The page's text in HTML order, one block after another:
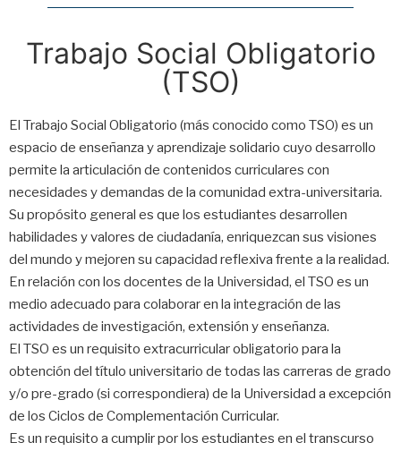
Trabajo Social Obligatorio
(TSO)
El Trabajo Social Obligatorio (más conocido como TSO) es un
espacio de enseñanza y aprendizaje solidario cuyo desarrollo
permite la articulación de contenidos curriculares con
necesidades y demandas de la comunidad extra-universitaria.
Su propósito general es que los estudiantes desarrollen
habilidades y valores de ciudadanía, enriquezcan sus visiones
del mundo y mejoren su capacidad reflexiva frente a la realidad.
En relación con los docentes de la Universidad, el TSO es un
medio adecuado para colaborar en la integración de las
actividades de investigación, extensión y enseñanza.
El TSO es un requisito extracurricular obligatorio para la
obtención del título universitario de todas las carreras de grado
y/o pre-grado (si correspondiera) de la Universidad a excepción
de los Ciclos de Complementación Curricular.
Es un requisito a cumplir por los estudiantes en el transcurso